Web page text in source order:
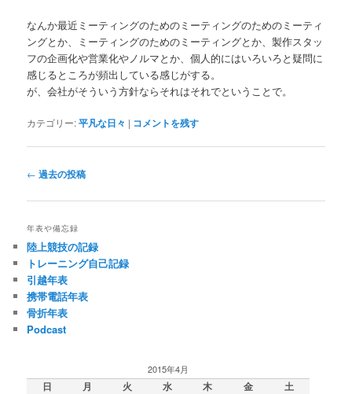
なんか最近ミーティングのためのミーティングのためのミーティ
ングとか、ミーティングのためのミーティングとか、製作スタッ
フの企画化や営業化やノルマとか、個人的にはいろいろと疑問に
感じるところが頻出している感じがする。
が、会社がそういう方針ならそれはそれでということで。
カテゴリー:平凡な日々 | コメントを残す
投
ナ
ビ
ゲ
ー
シ
ョ
ン
← 過去の投稿
年表や備忘録
陸上競技の記録
トレーニング自己記録
引越年表
携帯電話年表
骨折年表
Podcast
2015年4月
日 月 火 水 木 金
土